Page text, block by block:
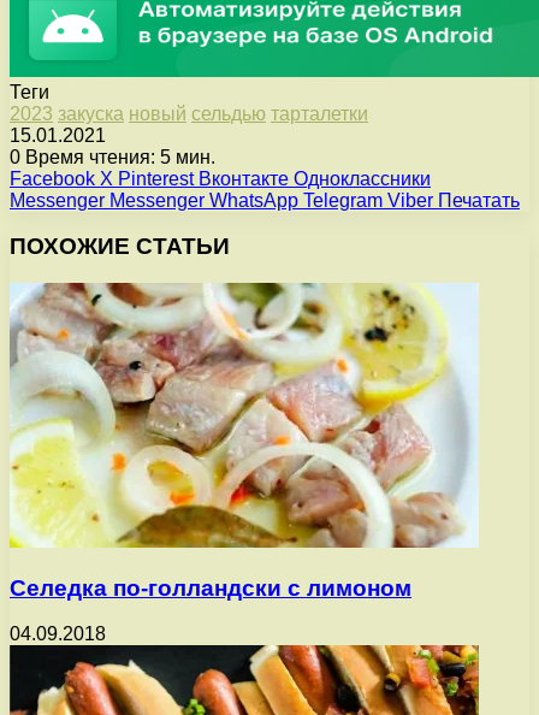
Теги
2023 закуска новый сельдью тарталетки
15.01.2021
0 Время чтения: 5 мин.
Facebook X Pinterest Вконтакте Одноклассники
Messenger Messenger WhatsApp Telegram Viber Печатать
ПОХОЖИЕ СТАТЬИ
Селедка по-голландски с лимоном
04.09.2018